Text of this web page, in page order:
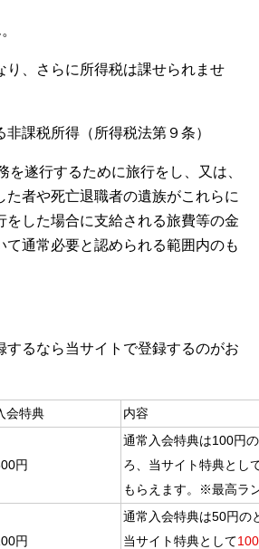
り、さらに所得税は課せられませ
課税所得（所得税法第９条）
遂行するために旅行をし、又は、
た者や死亡退職者の遺族がこれらに
をした場合に支給される旅費等の金
て通常必要と認められる範囲内のも
するなら当サイトで登録するのがお
会特典 内容
円
通常入会特典は100円
ろ、当サイト特典とし
もらえます。※最高ラ
円
通常入会特典は50円の
当サイト特典として